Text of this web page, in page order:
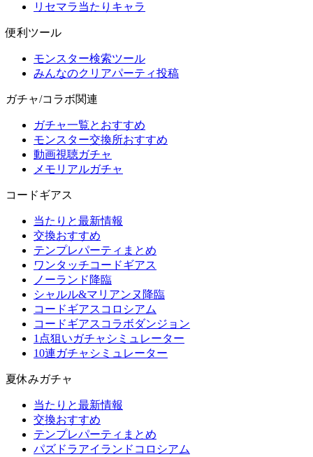
リセマラ当たりキャラ
便利ツール
モンスター検索ツール
みんなのクリアパーティ投稿
ガチャ/コラボ関連
ガチャ一覧とおすすめ
モンスター交換所おすすめ
動画視聴ガチャ
メモリアルガチャ
コードギアス
当たりと最新情報
交換おすすめ
テンプレパーティまとめ
ワンタッチコードギアス
ノーランド降臨
シャルル&マリアンヌ降臨
コードギアスコロシアム
コードギアスコラボダンジョン
1点狙いガチャシミュレーター
10連ガチャシミュレーター
夏休みガチャ
当たりと最新情報
交換おすすめ
テンプレパーティまとめ
パズドラアイランドコロシアム